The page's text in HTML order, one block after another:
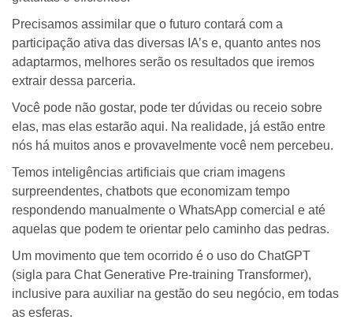
Precisamos assimilar que o futuro contará com a
participação ativa das diversas IA’s e, quanto antes nos
adaptarmos, melhores serão os resultados que iremos
extrair dessa parceria.
Você pode não gostar, pode ter dúvidas ou receio sobre
elas, mas elas estarão aqui. Na realidade, já estão entre
nós há muitos anos e provavelmente você nem percebeu.
Temos inteligências artificiais que criam imagens
surpreendentes, chatbots que economizam tempo
respondendo manualmente o WhatsApp comercial e até
aquelas que podem te orientar pelo caminho das pedras.
Um movimento que tem ocorrido é o uso do ChatGPT
(sigla para Chat Generative Pre-training Transformer),
inclusive para auxiliar na gestão do seu negócio, em todas
as esferas.